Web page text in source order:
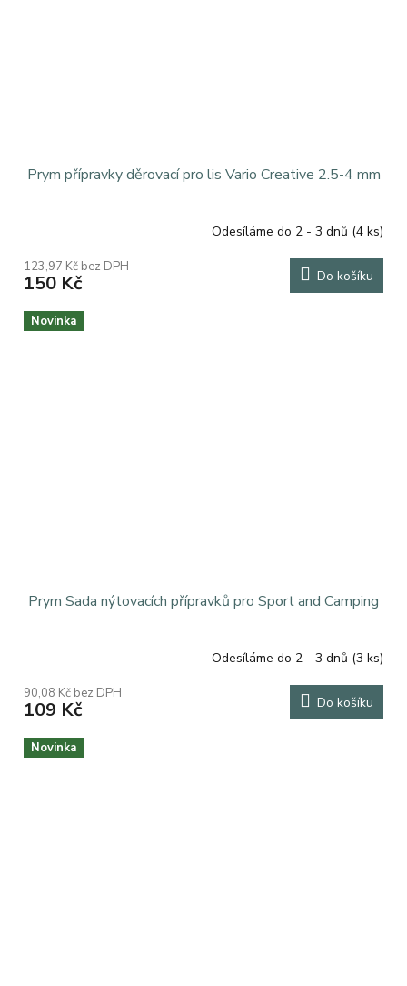
Prym přípravky děrovací pro lis Vario Creative 2.5-4 mm
Odesíláme do 2 - 3 dnů (4 ks)
123,97 Kč bez DPH
150 Kč Do košíku
Novinka
Prym Sada nýtovacích přípravků pro Sport and Camping
Odesíláme do 2 - 3 dnů (3 ks)
90,08 Kč bez DPH
109 Kč Do košíku
Novinka